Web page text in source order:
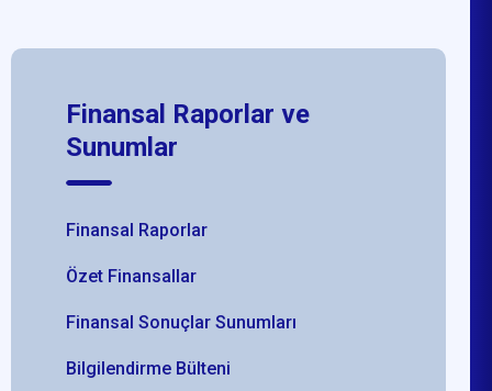
Finansal Raporlar ve
Sunumlar
Finansal Raporlar
Özet Finansallar
Finansal Sonuçlar Sunumları
Bilgilendirme Bülteni